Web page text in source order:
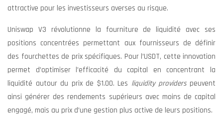
attractive pour les investisseurs averses au risque.
Uniswap V3 révolutionne la fourniture de liquidité avec ses
positions concentrées permettant aux fournisseurs de définir
des fourchettes de prix spécifiques. Pour l’USDT, cette innovation
permet d’optimiser l’efficacité du capital en concentrant la
liquidité autour du prix de $1.00. Les liquidity providers peuvent
ainsi générer des rendements supérieurs avec moins de capital
engagé, mais au prix d’une gestion plus active de leurs positions.